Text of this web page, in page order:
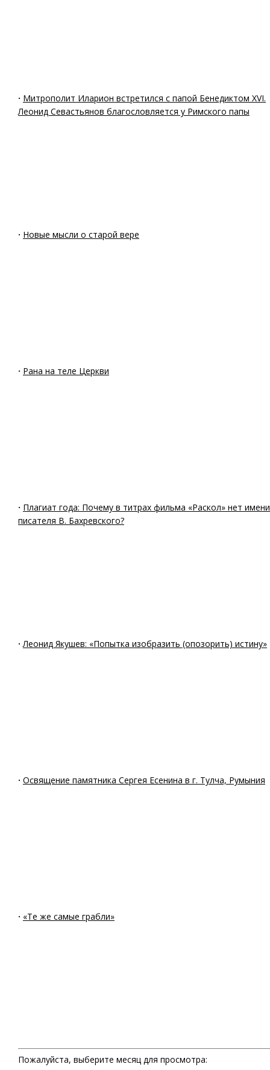
· Митрополит Иларион встретился с папой Бенедиктом XVI.
Леонид Севастьянов благословляется у Римского папы
· Новые мысли о старой вере
· Рана на теле Церкви
· Плагиат года: Почему в титрах фильма «Раскол» нет имени
писателя В. Бахревского?
· Леонид Якушев: «Попытка изобразить (опозорить) истину»
· Освящение памятника Сергея Есенина в г. Тулча, Румыния
· «Те же самые грабли»
Пожалуйста, выберите месяц для просмотра: